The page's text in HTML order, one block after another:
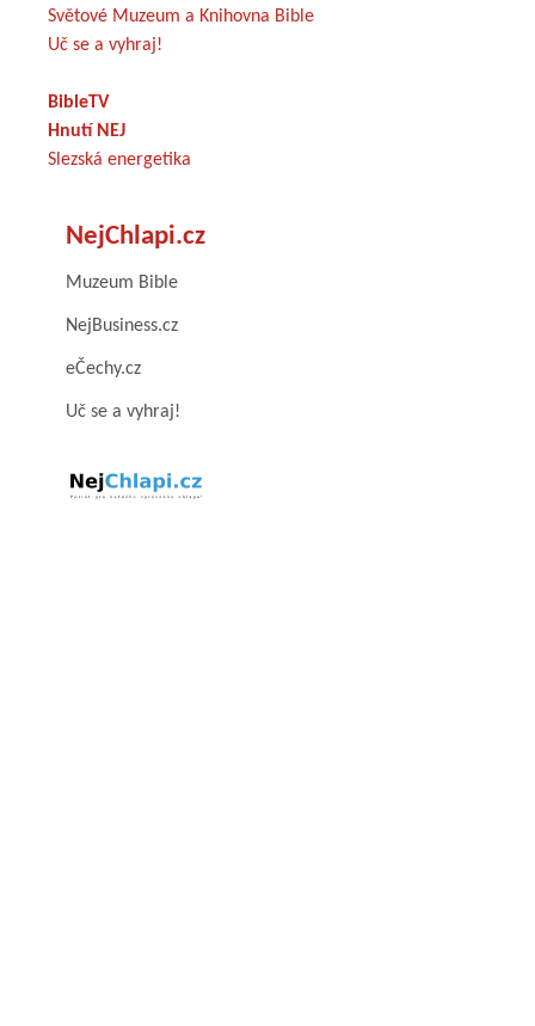
Světové Muzeum a Knihovna Bible
Uč se a vyhraj!
BibleTV
Hnutí NEJ
Slezská energetika
NejChlapi.cz
Muzeum Bible
NejBusiness.cz
eČechy.cz
Uč se a vyhraj!